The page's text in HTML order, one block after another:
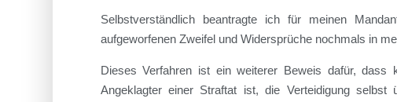
Selbstverständlich beantragte ich für meinen
aufgeworfenen Zweifel und Widersprüche nochmals in
Dieses Verfahren ist ein weiterer Beweis dafür, dass
Angeklagter einer Straftat ist, die Verteidigung